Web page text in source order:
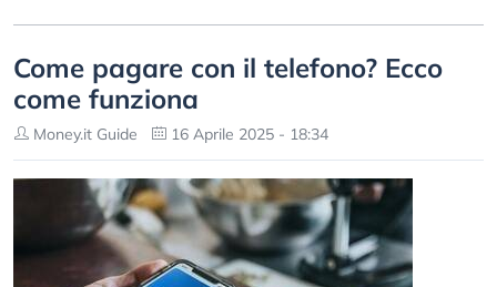
Come pagare con il telefono? Ecco
come funziona
Money.it Guide 16 Aprile 2025 - 18:34